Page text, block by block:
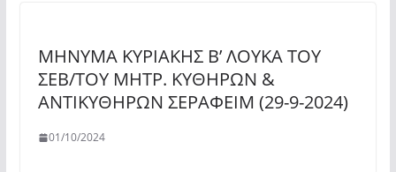
ΜΗΝΥΜΑ ΚΥΡΙΑΚΗΣ Β’ ΛΟΥΚΑ ΤΟΥ
ΣΕΒ/ΤΟΥ ΜΗΤΡ. ΚΥΘΗΡΩΝ &
ΑΝΤΙΚΥΘΗΡΩΝ ΣΕΡΑΦΕΙΜ (29-9-2024)
01/10/2024